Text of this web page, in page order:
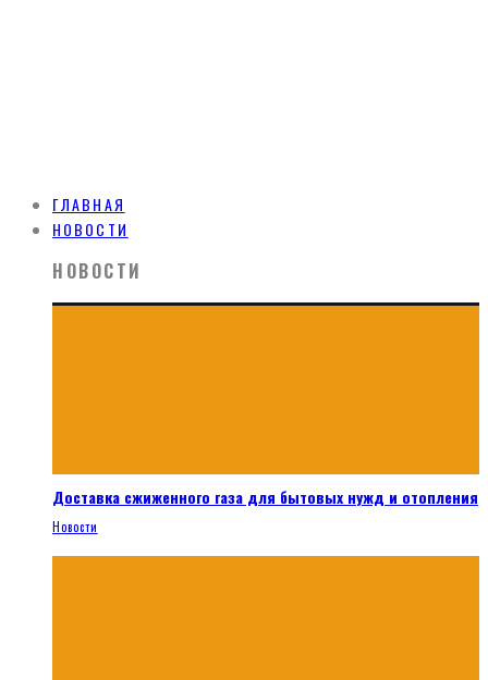
ГЛАВНАЯ
НОВОСТИ
НОВОСТИ
Доставка сжиженного газа для бытовых нужд и отопления
Новости